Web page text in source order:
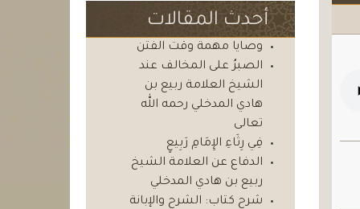
أحدث المقالات
وصايا مهمة وقت الفتن
الصبرُ على المخالف عند
الشيخ العلامة ربيع بن
هادي المدخلي رحمه الله
تعالى
فِي رِثَاءِ الإِمَامِ رَبِيعٍ
الدفاع عن العلامة الشيخ
ربيع بن هادي المدخلي
شرح كتاب: الشرح والإبانة